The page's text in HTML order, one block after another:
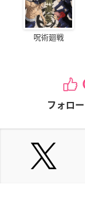
呪術廻戦
フォロ